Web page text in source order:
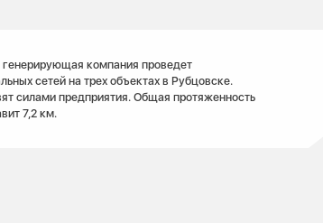
компания проведет
сетей на трех объектах в Рубцовске.
силами предприятия. Общая протяженность
7,2 км.